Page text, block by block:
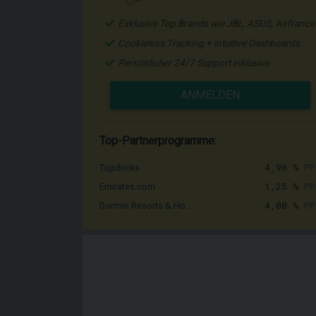
Exklusive Top Brands wie JBL, ASUS, Airfrance
Cookieless Tracking + intuitive Dashboards
Persönlicher 24/7 Support inklusive
ANMELDEN
Top-Partnerprogramme:
Topdrinks 4,90 %
Emirates.com 1,25 %
Dormio Resorts & Ho... 4,00 %